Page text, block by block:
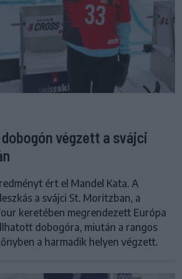
végzett a svájci
ért el Mandel Kata. A
a svájci St. Moritzban, a
keretében megrendezett Európa
dobogóra, miután a rangos
a harmadik helyen végzett.